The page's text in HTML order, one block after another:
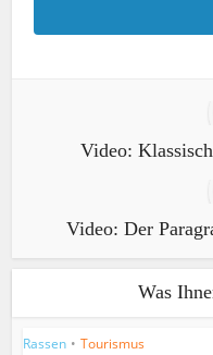
Video:
Video: Der
Was
Rassen • Tourismus